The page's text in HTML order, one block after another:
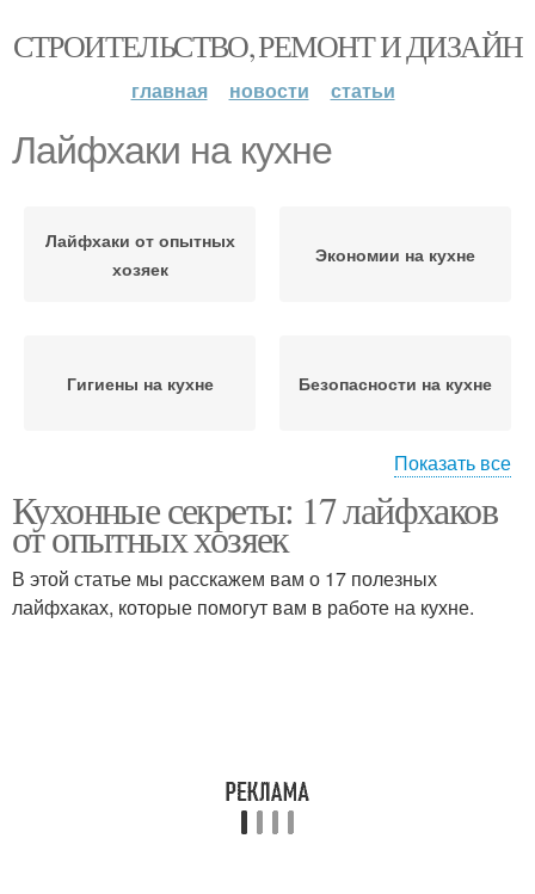
СТРОИТЕЛЬСТВО, РЕМОНТ И ДИЗАЙН
главная новости статьи
Лайфхаки на кухне
Лайфхаки от опытных
хозяек
Экономии на кухне
Гигиены на кухне Безопасности на кухне
Лайфхаки для кухни Лайфхаки по экономии
Показать все
Кухонные секреты: 17 лайфхаков
от опытных хозяек
В этой статье мы расскажем вам о 17 полезных
лайфхаках, которые помогут вам в работе на кухне.